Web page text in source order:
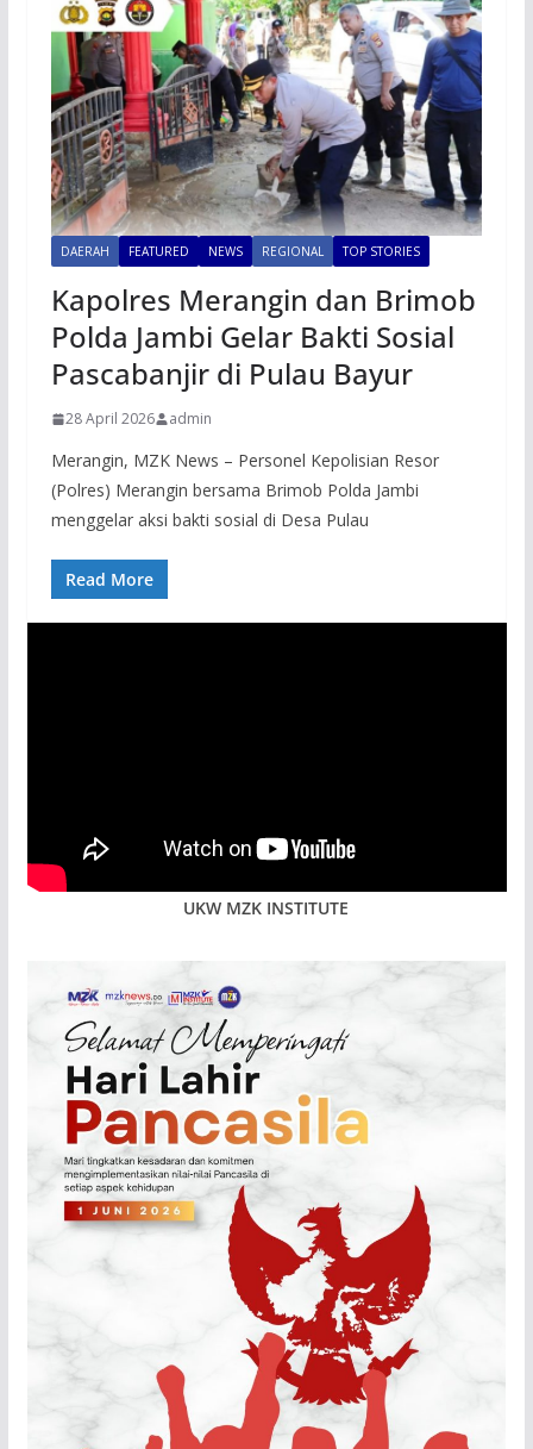
DAERAH FEATURED NEWS REGIONAL TOP STORIES
Kapolres Merangin dan Brimob
Polda Jambi Gelar Bakti Sosial
Pascabanjir di Pulau Bayur
28 April 2026 admin
Merangin, MZK News – Personel Kepolisian Resor
(Polres) Merangin bersama Brimob Polda Jambi
menggelar aksi bakti sosial di Desa Pulau
Read More
UKW MZK INSTITUTE